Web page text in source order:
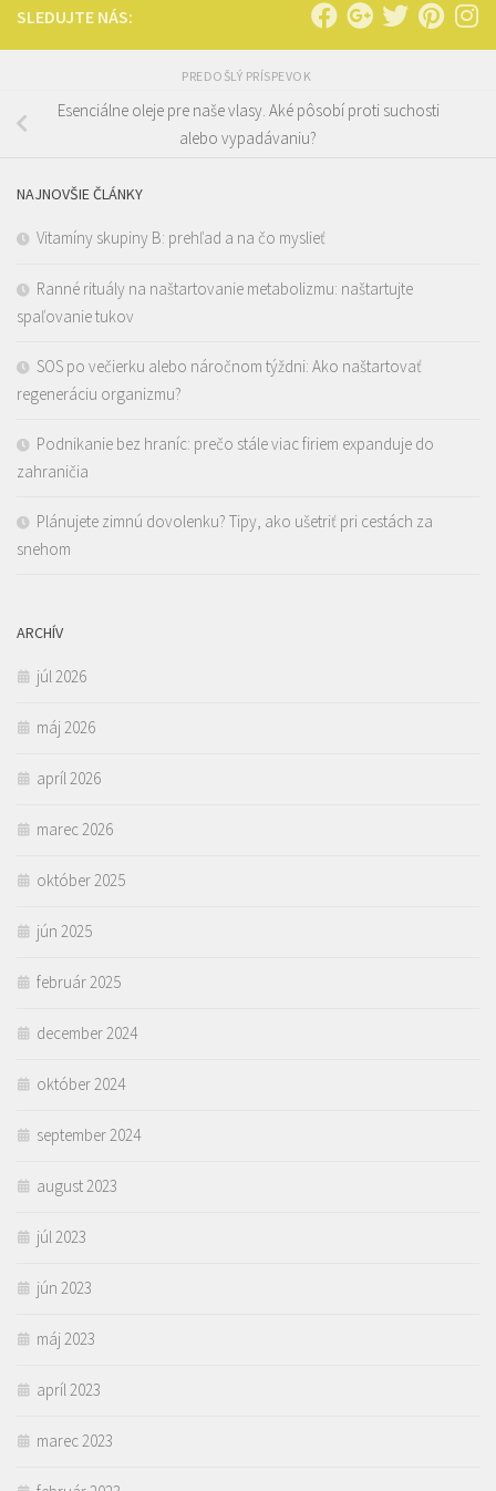
SLEDUJTE NÁS:
PREDOŠLÝ PRÍSPEVOK
Esenciálne oleje pre naše vlasy. Aké pôsobí proti suchosti
alebo vypadávaniu?
NAJNOVŠIE ČLÁNKY
Vitamíny skupiny B: prehľad a na čo myslieť
Ranné rituály na naštartovanie metabolizmu: naštartujte
spaľovanie tukov
SOS po večierku alebo náročnom týždni: Ako naštartovať
regeneráciu organizmu?
Podnikanie bez hraníc: prečo stále viac firiem expanduje do
zahraničia
Plánujete zimnú dovolenku? Tipy, ako ušetriť pri cestách za
snehom
ARCHÍV
júl 2026
máj 2026
apríl 2026
marec 2026
október 2025
jún 2025
február 2025
december 2024
október 2024
september 2024
august 2023
júl 2023
jún 2023
máj 2023
apríl 2023
marec 2023